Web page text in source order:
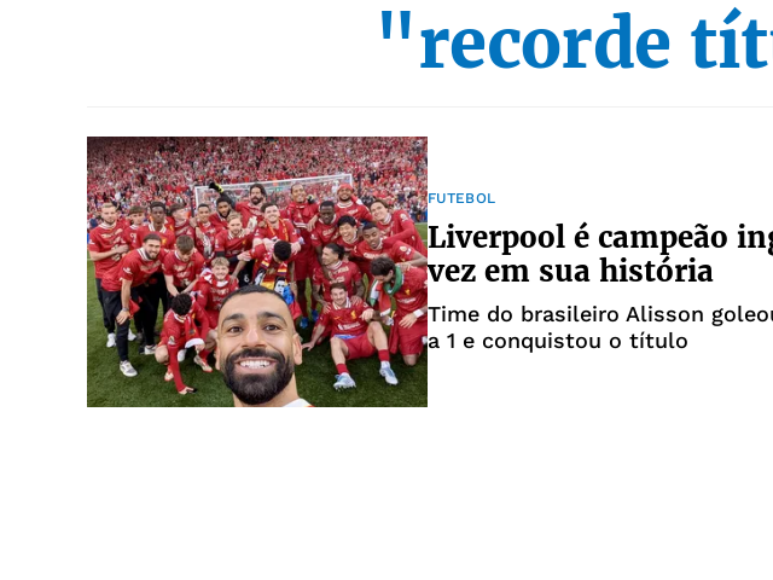
"recorde
FUTEBOL
Liverpool é campeão
vez em sua história
Time do brasileiro Alisson
a 1 e conquistou o título